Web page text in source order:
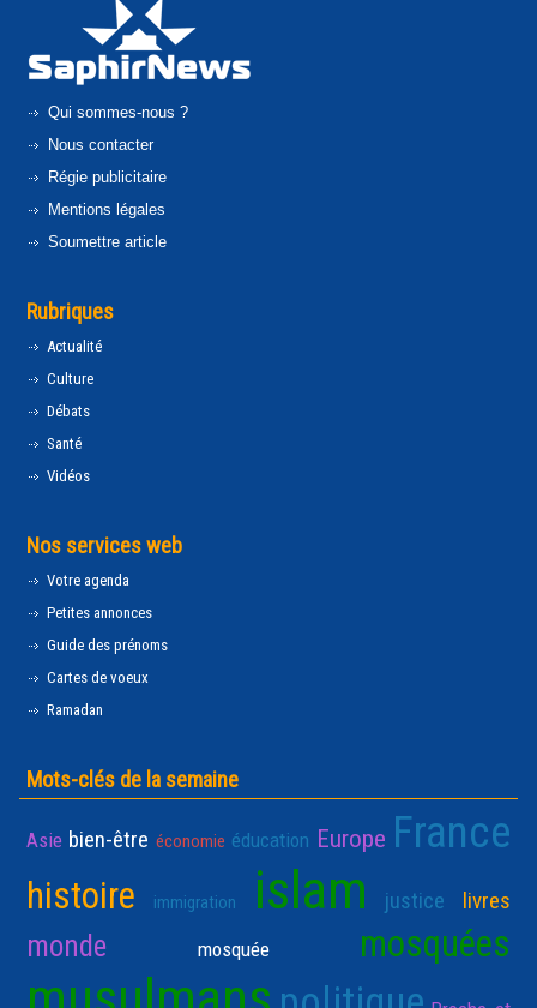
Qui sommes-nous ?
Nous contacter
Régie publicitaire
Mentions légales
Soumettre article
Rubriques
Actualité
Culture
Débats
Santé
Vidéos
Nos services web
Votre agenda
Petites annonces
Guide des prénoms
Cartes de voeux
Ramadan
Mots-clés de la semaine
Asie bien-être économie éducation Europe France
histoire immigration islam justice livres
monde mosquée mosquées